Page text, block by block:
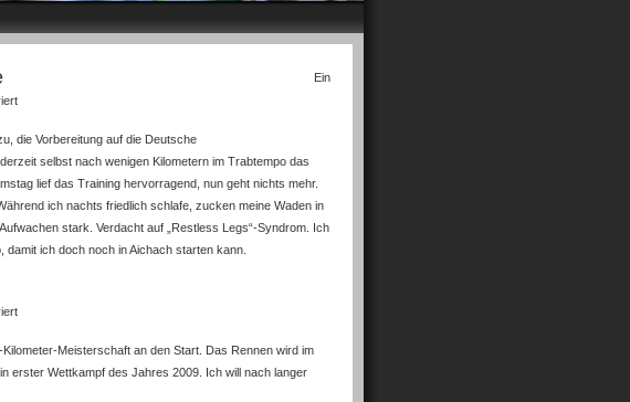
für
Trainingspause
Ein
die Vorbereitung auf die Deutsche
selbst nach wenigen Kilometern im Trabtempo das
lief das Training hervorragend, nun geht nichts mehr.
ich nachts friedlich schlafe, zucken meine Waden in
stark. Verdacht auf „Restless Legs“-Syndrom. Ich
ich doch noch in Aichach starten kann.
für
in
Greiz
Meisterschaft an den Start. Das Rennen wird im
erster Wettkampf des Jahres 2009. Ich will nach langer